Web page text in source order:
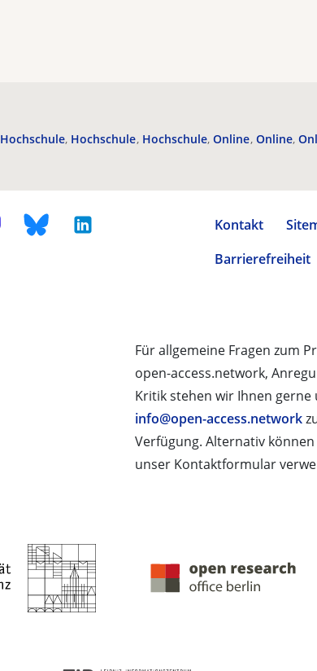
Hochschule Hochschule Hochschule Online Online
Kontakt
Barrierefreiheit
Für allgemeine Fragen zum
open-access.network,
Kritik stehen wir Ihnen gerne
info@open-access.network
Verfügung. Alternativ können
unser Kontaktformular